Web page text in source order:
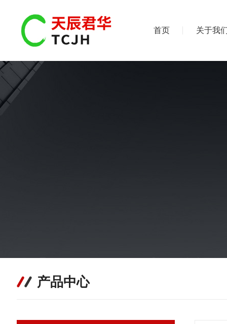
首页 关于我
产品中心